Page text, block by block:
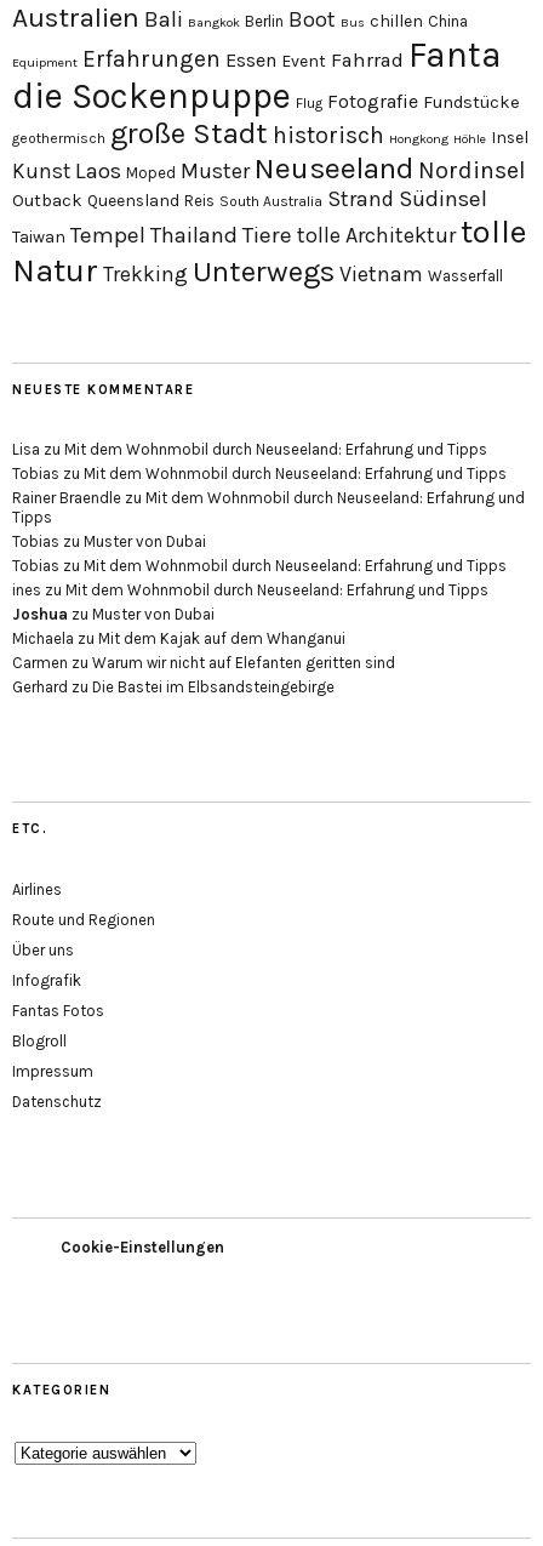
Australien Bali Bangkok Berlin Boot Bus chillen China
Equipment Erfahrungen Essen Event Fahrrad Fanta
die Sockenpuppe Flug Fotografie Fundstücke
geothermisch große Stadt historisch Hongkong Höhle Insel
Kunst Laos Moped Muster Neuseeland Nordinsel
Outback Queensland Reis South Australia Strand Südinsel
Taiwan Tempel Thailand Tiere tolle Architektur tolle
Natur Trekking Unterwegs Vietnam Wasserfall
NEUESTE KOMMENTARE
Lisa zu Mit dem Wohnmobil durch Neuseeland: Erfahrung und Tipps
Tobias zu Mit dem Wohnmobil durch Neuseeland: Erfahrung und Tipps
Rainer Braendle zu Mit dem Wohnmobil durch Neuseeland: Erfahrung und
Tipps
Tobias zu Muster von Dubai
Tobias zu Mit dem Wohnmobil durch Neuseeland: Erfahrung und Tipps
ines zu Mit dem Wohnmobil durch Neuseeland: Erfahrung und Tipps
Joshua zu Muster von Dubai
Michaela zu Mit dem Kajak auf dem Whanganui
Carmen zu Warum wir nicht auf Elefanten geritten sind
Gerhard zu Die Bastei im Elbsandsteingebirge
ETC.
Airlines
Route und Regionen
Über uns
Infografik
Fantas Fotos
Blogroll
Impressum
Datenschutz
Cookie-Einstellungen
KATEGORIEN
Kategorien